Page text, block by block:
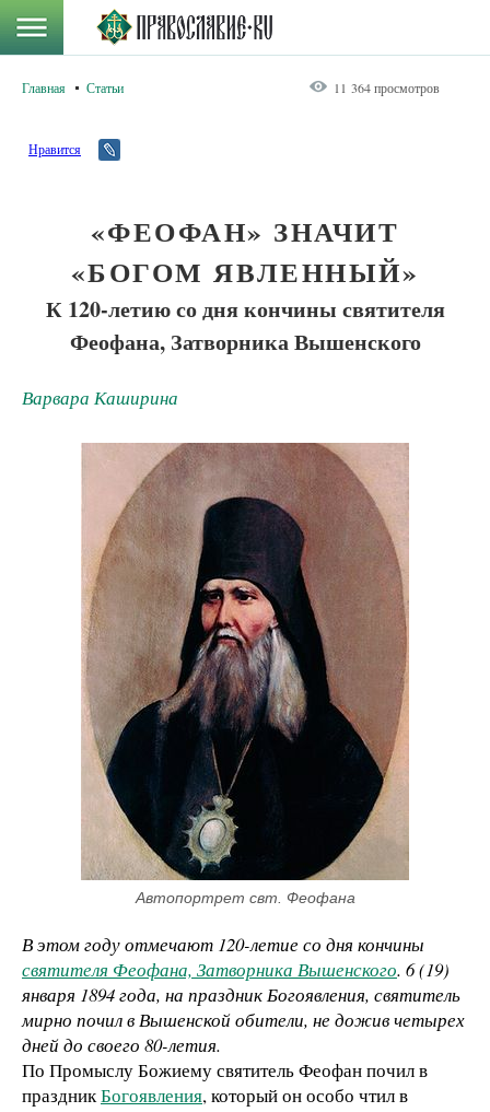
Главная Статьи 11 364 просмотров
Нравится
«ФЕОФАН» ЗНАЧИТ
«БОГОМ ЯВЛЕННЫЙ»
К 120-летию со дня кончины святителя
Феофана, Затворника Вышенского
Варвара Каширина
Автопортрет свт. Феофана
В этом году отмечают 120-летие со дня кончины
святителя Феофана, Затворника Вышенского. 6 (19)
января 1894 года, на праздник Богоявления, святитель
мирно почил в Вышенской обители, не дожив четырех
дней до своего 80-летия.
По Промыслу Божиему святитель Феофан почил в
праздникБогоявления, который он особо чтил в